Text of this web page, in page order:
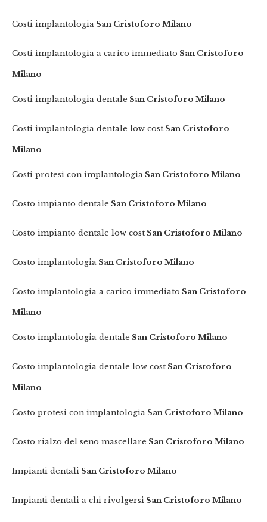
Costi implantologia San Cristoforo Milano
Costi implantologia a carico immediato San Cristoforo
Milano
Costi implantologia dentale San Cristoforo Milano
Costi implantologia dentale low cost San Cristoforo
Milano
Costi protesi con implantologia San Cristoforo Milano
Costo impianto dentale San Cristoforo Milano
Costo impianto dentale low cost San Cristoforo Milano
Costo implantologia San Cristoforo Milano
Costo implantologia a carico immediato San Cristoforo
Milano
Costo implantologia dentale San Cristoforo Milano
Costo implantologia dentale low cost San Cristoforo
Milano
Costo protesi con implantologia San Cristoforo Milano
Costo rialzo del seno mascellare San Cristoforo Milano
Impianti dentali San Cristoforo Milano
Impianti dentali a chi rivolgersi San Cristoforo Milano